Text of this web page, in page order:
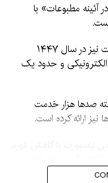
آئینه مطبوعات» با
به گفته او، اداره عمومی احصائیه و معلومات نیز در سال ۱۴۴۷
و حدود یک
صدها هزار خدمت
ارائه کرده است.